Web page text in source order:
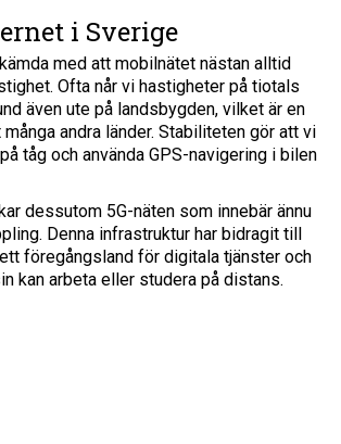
i Sverige
med att mobilnätet nästan alltid
Ofta når vi hastigheter på tiotals
även ute på landsbygden, vilket är en
andra länder. Stabiliteten gör att vi
tåg och använda GPS-navigering i bilen
dessutom 5G-näten som innebär ännu
Denna infrastruktur har bidragit till
föregångsland för digitala tjänster och
kan arbeta eller studera på distans.